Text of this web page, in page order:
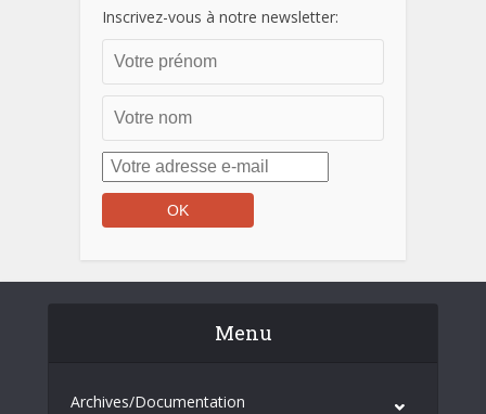
Inscrivez-vous à notre newsletter:
Menu
Archives/Documentation